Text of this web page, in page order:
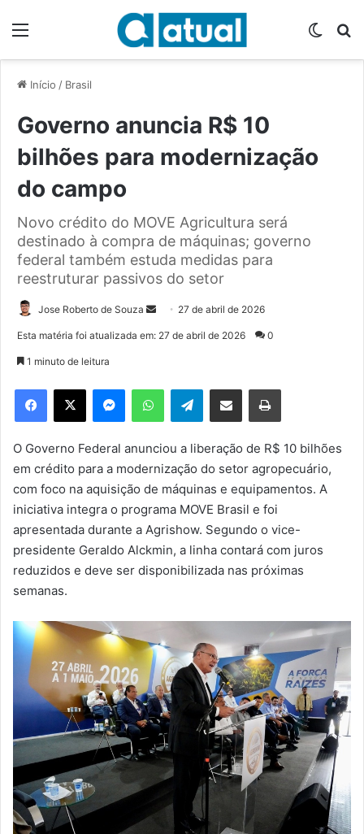
Início / Brasil
Governo anuncia R$ 10
bilhões para modernização
do campo
Novo crédito do MOVE Agricultura será
destinado à compra de máquinas; governo
federal também estuda medidas para
reestruturar passivos do setor
Jose Roberto de Souza
e
m
e
-
m
a
27 de abril de 2026
Esta matéria foi atualizada em: 27 de abril de 2026 0
1 minuto de leitura
Telegram
O Governo Federal anunciou a liberação de R$ 10 bilhões
em crédito para a modernização do setor agropecuário,
com foco na aquisição de máquinas e equipamentos. A
iniciativa integra o programa MOVE Brasil e foi
apresentada durante a Agrishow. Segundo o vice-
presidente Geraldo Alckmin, a linha contará com juros
reduzidos e deve ser disponibilizada nas próximas
semanas.